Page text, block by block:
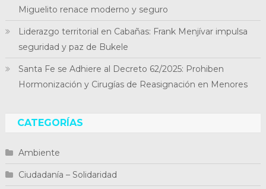
Miguelito renace moderno y seguro
Liderazgo territorial en Cabañas: Frank Menjívar impulsa
seguridad y paz de Bukele
Santa Fe se Adhiere al Decreto 62/2025: Prohiben
Hormonización y Cirugías de Reasignación en Menores
CATEGORÍAS
Ambiente
Ciudadanía – Solidaridad